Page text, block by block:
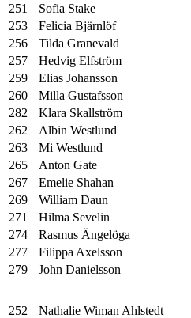
251 Sofia Stake
253
Felicia Bjärnlöf
256
Tilda Granevald
257
Hedvig Elfström
259
Elias Johansson
260
Milla Gustafsson
282
Klara Skallström
262
Albin Westlund
263
Mi Westlund
265
Anton Gate
267
Emelie Shahan
269
William Daun
271
Hilma Sevelin
274
Rasmus Ängelöga
277
Filippa Axelsson
279
John Danielsson
252 Nathalie Wiman Ahlstedt